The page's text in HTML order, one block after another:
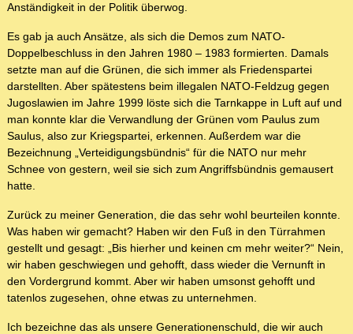
Anständigkeit in der Politik überwog.
Es gab ja auch Ansätze, als sich die Demos zum NATO-
Doppelbeschluss in den Jahren 1980 – 1983 formierten. Damals
setzte man auf die Grünen, die sich immer als Friedenspartei
darstellten. Aber spätestens beim illegalen NATO-Feldzug gegen
Jugoslawien im Jahre 1999 löste sich die Tarnkappe in Luft auf und
man konnte klar die Verwandlung der Grünen vom Paulus zum
Saulus, also zur Kriegspartei, erkennen. Außerdem war die
Bezeichnung „Verteidigungsbündnis“ für die NATO nur mehr
Schnee von gestern, weil sie sich zum Angriffsbündnis gemausert
hatte.
Zurück zu meiner Generation, die das sehr wohl beurteilen konnte.
Was haben wir gemacht? Haben wir den Fuß in den Türrahmen
gestellt und gesagt: „Bis hierher und keinen cm mehr weiter?“ Nein,
wir haben geschwiegen und gehofft, dass wieder die Vernunft in
den Vordergrund kommt. Aber wir haben umsonst gehofft und
tatenlos zugesehen, ohne etwas zu unternehmen.
Ich bezeichne das als unsere Generationenschuld, die wir auch